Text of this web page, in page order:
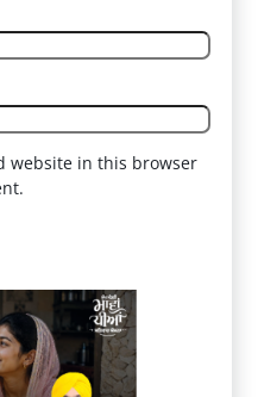
website in this browser